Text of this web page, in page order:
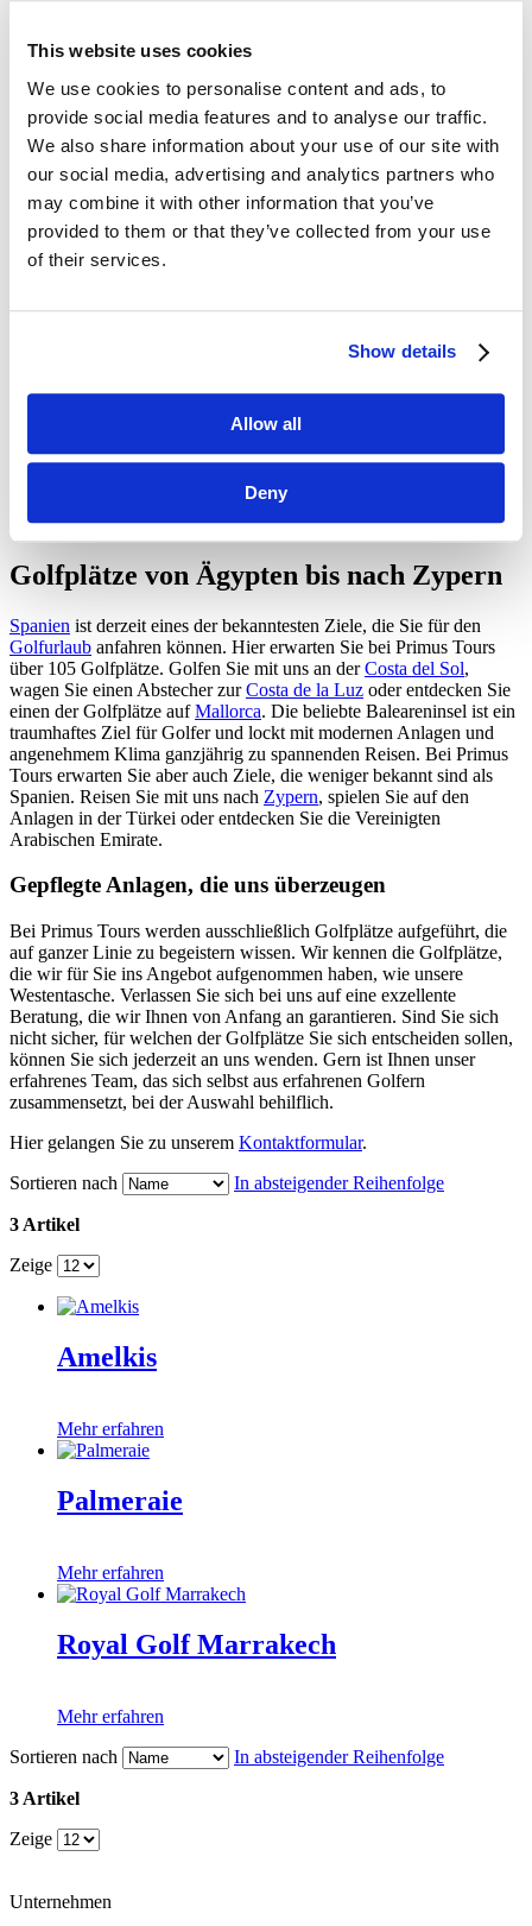
This website uses cookies
We use cookies to personalise content and ads, to
provide social media features and to analyse our traffic.
We also share information about your use of our site with
our social media, advertising and analytics partners who
may combine it with other information that you’ve
provided to them or that they’ve collected from your use
of their services.
Show details
Allow all
Deny
Leidenschaft zum Golf.
Über 80 Prozent unserer organisierten Reisen sind heute Reisen, die
führen. Damit nehmen Sie den wichtigsten Teil unseres Angebots
ein. Mit Leidenschaft und höchstem Anspruch suchen wir weltweit
von uns ausgesuchten Golfplätze haben alles, was Sie für ein
spannendes Spiel brauchen. In atemberaubender Lage und meist mit
grandiosen Ausblicken verbunden kommen hier Einsteiger, aber
auch Profis auf Ihre Kosten.
Golfplätze von Ägypten bis nach Zypern
Spanien ist derzeit eines der bekanntesten Ziele, die Sie für den
Golfurlaub anfahren können. Hier erwarten Sie bei Primus Tours
über 105 Golfplätze. Golfen Sie mit uns an derCosta del Sol,
wagen Sie einen Abstecher zurCosta de la Luz oder entdecken Sie
einen der Golfplätze aufMallorca. Die beliebte Baleareninsel ist ein
traumhaftes Ziel für Golfer und lockt mit modernen Anlagen und
angenehmem Klima ganzjährig zu spannenden Reisen. Bei Primus
Tours erwarten Sie aber auch Ziele, die weniger bekannt sind als
Spanien. Reisen Sie mit uns nach Zypern, spielen Sie auf den
Anlagen in der Türkei oder entdecken Sie die Vereinigten
Arabischen Emirate.
Gepflegte Anlagen, die uns überzeugen
Bei Primus Tours werden ausschließlich Golfplätze aufgeführt, die
auf ganzer Linie zu begeistern wissen. Wir kennen die Golfplätze,
die wir für Sie ins Angebot aufgenommen haben, wie unsere
Westentasche. Verlassen Sie sich bei uns auf eine exzellente
Beratung, die wir Ihnen von Anfang an garantieren. Sind Sie sich
nicht sicher, für welchen der Golfplätze Sie sich entscheiden sollen,
können Sie sich jederzeit an uns wenden. Gern ist Ihnen unser
erfahrenes Team, das sich selbst aus erfahrenen Golfern
zusammensetzt, bei der Auswahl behilflich.
Hier gelangen Sie zu unserem Kontaktformular.
Sortieren nach
In absteigender Reihenfolge
3 Artikel
Zeige
Amelkis
Mehr erfahren
Palmeraie
Mehr erfahren
Royal Golf Marrakech
Mehr erfahren
Sortieren nach
In absteigender Reihenfolge
3 Artikel
Zeige
Unternehmen